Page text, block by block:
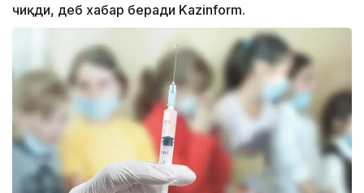
чиқди, деб хабар беради Kazinform.